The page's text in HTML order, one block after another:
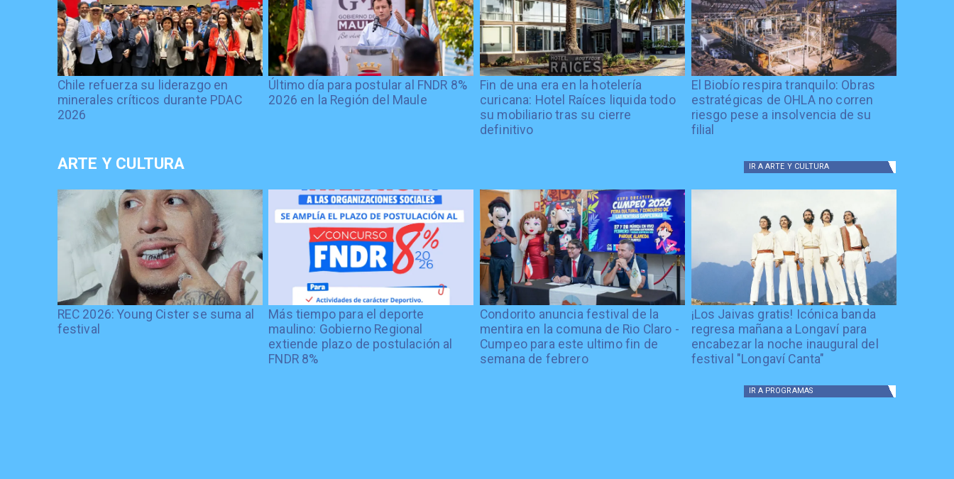
Chile refuerza su liderazgo en
minerales críticos durante PDAC
2026
Último día para postular al FNDR 8%
2026 en la Región del Maule
Fin de una era en la hotelería
curicana: Hotel Raíces liquida todo
su mobiliario tras su cierre
definitivo
El Biobío respira tranquilo: Obras
estratégicas de OHLA no corren
riesgo pese a insolvencia de su
filial
ARTE Y CULTURA IR A ARTE Y CULTURA
REC 2026: Young Cister se suma al
festival
Más tiempo para el deporte
maulino: Gobierno Regional
extiende plazo de postulación al
FNDR 8%
Condorito anuncia festival de la
mentira en la comuna de Rio Claro -
Cumpeo para este ultimo fin de
semana de febrero
¡Los Jaivas gratis! Icónica banda
regresa mañana a Longaví para
encabezar la noche inaugural del
festival "Longaví Canta"
IR A PROGRAMAS